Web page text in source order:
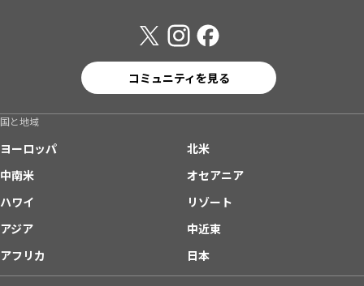
コミュニティを見る
国と地域
ヨーロッパ
北米
中南米
オセアニア
ハワイ
リゾート
アジア
中近東
アフリカ
日本